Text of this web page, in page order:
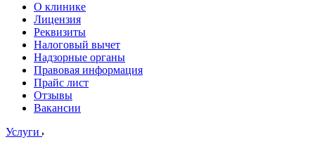
О клинике
Лицензия
Реквизиты
Налоговый вычет
Надзорные органы
Правовая информация
Прайс лист
Отзывы
Вакансии
Услуги